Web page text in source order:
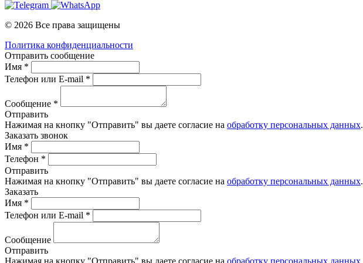
© 2026 Все права защищены
Политика конфиденциальности
Отправить сообщение
Имя *
Телефон или E-mail *
Сообщение *
Отправить
Нажимая на кнопку "Отправить" вы даете согласие на обработку персональных данных.
Заказать звонок
Имя *
Телефон *
Отправить
Нажимая на кнопку "Отправить" вы даете согласие на обработку персональных данных.
Заказать
Имя *
Телефон или E-mail *
Сообщение
Отправить